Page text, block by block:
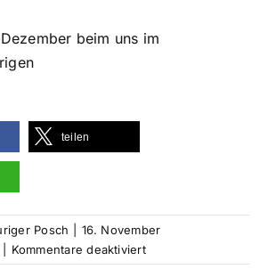
beim uns im
teilen
Posch
16. November
Kommentare deaktiviertfür
Advent-